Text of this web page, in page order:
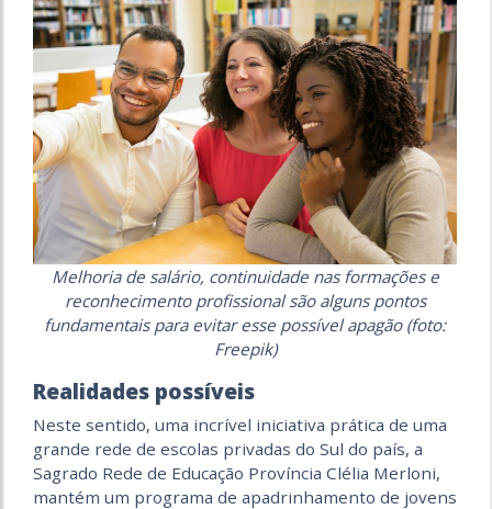
Melhoria de salário, continuidade nas formações e
reconhecimento profissional são alguns pontos
fundamentais para evitar esse possível apagão (foto:
Freepik)
Realidades possíveis
Neste sentido, uma incrível iniciativa prática de uma
grande rede de escolas privadas do Sul do país, a
Sagrado Rede de Educação Província Clélia Merloni,
mantém um programa de apadrinhamento de jovens